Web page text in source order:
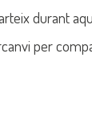
durant
per